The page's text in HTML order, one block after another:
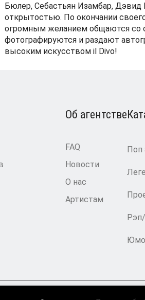
Бюлер, Себастьян Изамбар, Дэвид
открытостью. По окончании
огромным желанием общаются со
фотографируются и раздают
высоким искусством il Divo!
Поп
Об агентстве
FAQ
Новости
О нас
Артистам